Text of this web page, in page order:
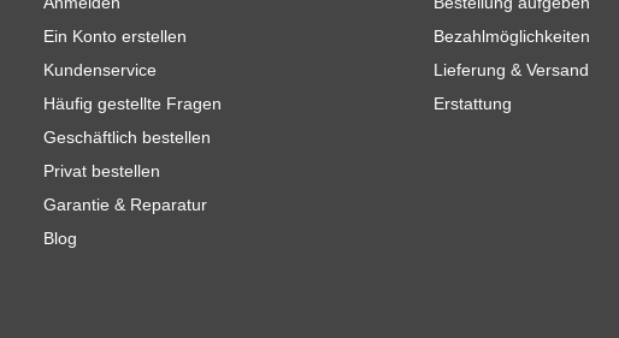
Ein Konto erstellen
Kundenservice
Häufig gestellte Fragen
Geschäftlich bestellen
Privat bestellen
Garantie & Reparatur
Blog
Bezahlmöglichkeiten
Lieferung & Versand
Erstattung